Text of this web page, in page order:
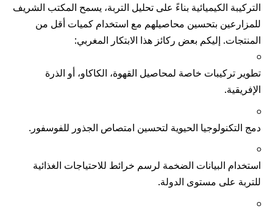
التركيبة الكيميائية بناءً على تحليل التربة، يسمح المكتب الشريف
للمزارعين بتحسين محاصيلهم مع استخدام كميات أقل من
المنتجات. إليكم بعض ركائز هذا الابتكار المغربي:
تطوير تركيبات خاصة لمحاصيل القهوة، الكاكاو، أو الذرة
الإفريقية.
دمج التكنولوجيا الحيوية لتحسين امتصاص الجذور للفوسفور.
استخدام البيانات الضخمة لرسم خرائط للاحتياجات الغذائية
للتربة على مستوى الدولة.